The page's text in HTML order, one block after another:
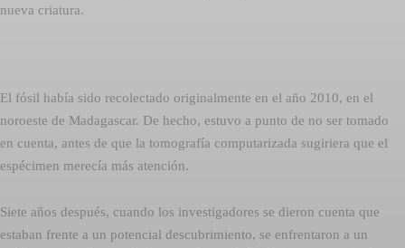
nueva criatura.
El fósil había sido recolectado originalmente en el año 2010, en el
noroeste de Madagascar. De hecho, estuvo a punto de no ser tomado
en cuenta, antes de que la tomografía computarizada sugiriera que el
espécimen merecía más atención.
Siete años después, cuando los investigadores se dieron cuenta que
estaban frente a un potencial descubrimiento, se enfrentaron a un